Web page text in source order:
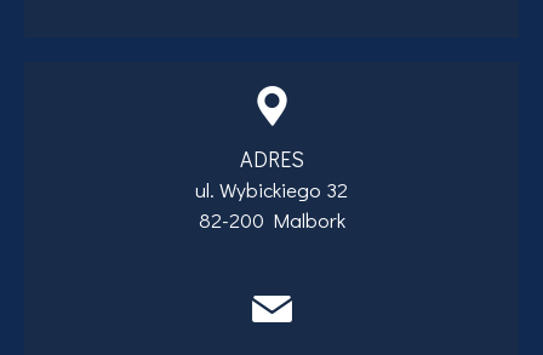
ADRES
ul. Wybickiego 32
82-200 Malbork